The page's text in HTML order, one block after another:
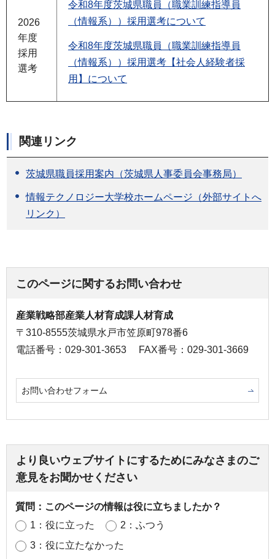
2026
年度
採用
選考
令和8年度茨城県職員（職業訓練指導員
（情報系））採用選考について
令和8年度茨城県職員（職業訓練指導員
（情報系））採用選考【社会人経験者採
用】について
関連リンク
茨城県職員採用案内（茨城県人事委員会事務局）
情報テクノロジー大学校ホームページ（外部サイトへ
リンク）
このページに関するお問い合わせ
産業戦略部産業人材育成課人材育成
〒310-8555茨城県水戸市笠原町978番6
電話番号：029-301-3653
FAX番号：029-301-3669
お問い合わせフォーム
より良いウェブサイトにするためにみなさまのご
意見をお聞かせください
質問：このページの情報は役に立ちましたか？
1：役に立った
2：ふつう
3：役に立たなかった